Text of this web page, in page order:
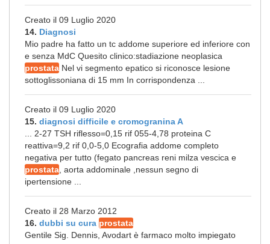
Creato il 09 Luglio 2020
14. Diagnosi
Mio padre ha fatto un tc addome superiore ed inferiore con
e senza MdC Quesito clinico:stadiazione neoplasica
prostata Nel vi segmento epatico si riconosce lesione
sottoglissoniana di 15 mm In corrispondenza ...
Creato il 09 Luglio 2020
15. diagnosi difficile e cromogranina A
... 2-27 TSH riflesso=0,15 rif 055-4,78 proteina C
reattiva=9,2 rif 0,0-5,0 Ecografia addome completo
negativa per tutto (fegato pancreas reni milza vescica e
prostata , aorta addominale ,nessun segno di
ipertensione ...
Creato il 28 Marzo 2012
16. dubbi su cura prostata
Gentile Sig. Dennis, Avodart è farmaco molto impiegato